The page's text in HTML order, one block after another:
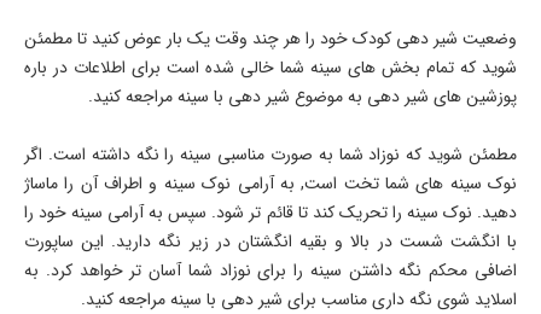
وضعیت شیر دهی کودک خود را هر چند وقت یک بار عوض کنید تا مطمئن
شوید که تمام بخش های سینه شما خالی شده است برای اطلاعات در باره
پوزشین های شیر دهی به موضوع شیر دهی با سینه مراجعه کنید.
مطمئن شوید که نوزاد شما به صورت مناسبی سینه را نگه داشته است. اگر
نوک سینه های شما تخت است, به آرامی نوک سینه و اطراف آن را ماساژ
دهید. نوک سینه را تحریک کند تا قائم تر شود. سپس به آرامی سینه خود را
با انگشت شست در بالا و بقیه انگشتان در زیر نگه دارید. این ساپورت
اضافی محکم نگه داشتن سینه را برای نوزاد شما آسان تر خواهد کرد. به
اسلاید شوی نگه داری مناسب برای شیر دهی با سینه مراجعه کنید.